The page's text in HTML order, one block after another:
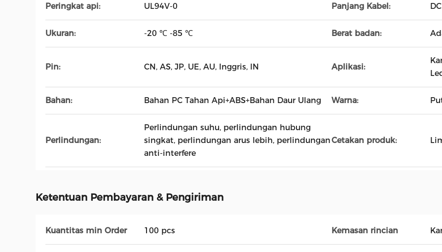
Peringkat api: UL94V-0 Panjang Kabel:
Ukuran: -20 ℃ -85 ℃ Berat badan:
Pin: CN, AS, JP, UE, AU, Inggris, IN Aplikasi:
Bahan: Bahan PC Tahan Api+ABS+Bahan Daur Ulang Warna:
Perlindungan:
Perlindungan suhu, perlindungan hubung
singkat, perlindungan arus lebih, perlindungan
anti-interfere
Cetakan produk:
Ketentuan Pembayaran & Pengiriman
Kuantitas min Order 100 pcs Kemasan rincian